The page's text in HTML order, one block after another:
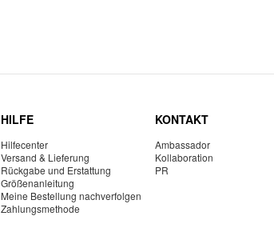
HILFE
Hilfecenter
Versand & Lieferung
Rückgabe und Erstattung
Größenanleitung
Meine Bestellung nachverfolgen
Zahlungsmethode
KONTAKT
Ambassador
Kollaboration
PR